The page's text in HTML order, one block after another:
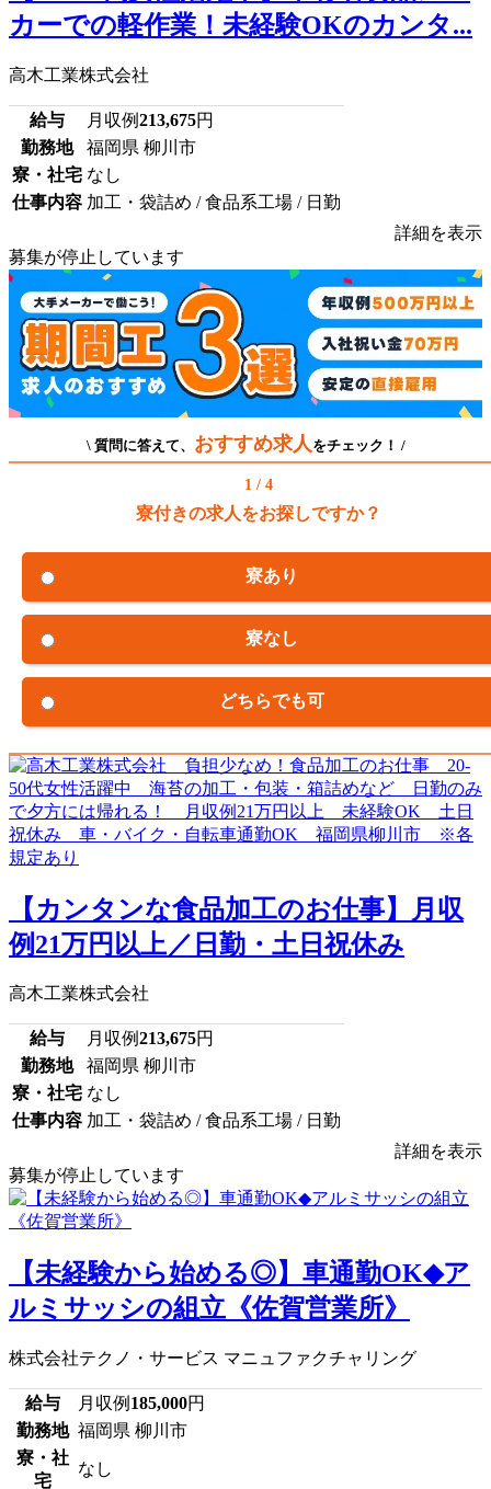
カーでの軽作業！未経験OKのカンタ...
高木工業株式会社
給与 月収例213,675円
勤務地
福岡県 柳川市
寮・社宅 なし
仕事内容 加工・袋詰め / 食品系工場 / 日勤
詳細を表示
募集が停止しています
\ 質問に答えて、 おすすめ求人 をチェック！ /
1 / 4
寮付きの求人をお探しですか？
寮あり
寮なし
どちらでも可
【カンタンな食品加工のお仕事】月収
例21万円以上／日勤・土日祝休み
高木工業株式会社
給与 月収例213,675円
勤務地
福岡県 柳川市
寮・社宅 なし
仕事内容 加工・袋詰め / 食品系工場 / 日勤
詳細を表示
募集が停止しています
【未経験から始める◎】車通勤OK◆ア
ルミサッシの組立《佐賀営業所》
株式会社テクノ・サービス マニュファクチャリング
給与 月収例 185,000円
勤務地 福岡県 柳川市
寮・社
宅
なし